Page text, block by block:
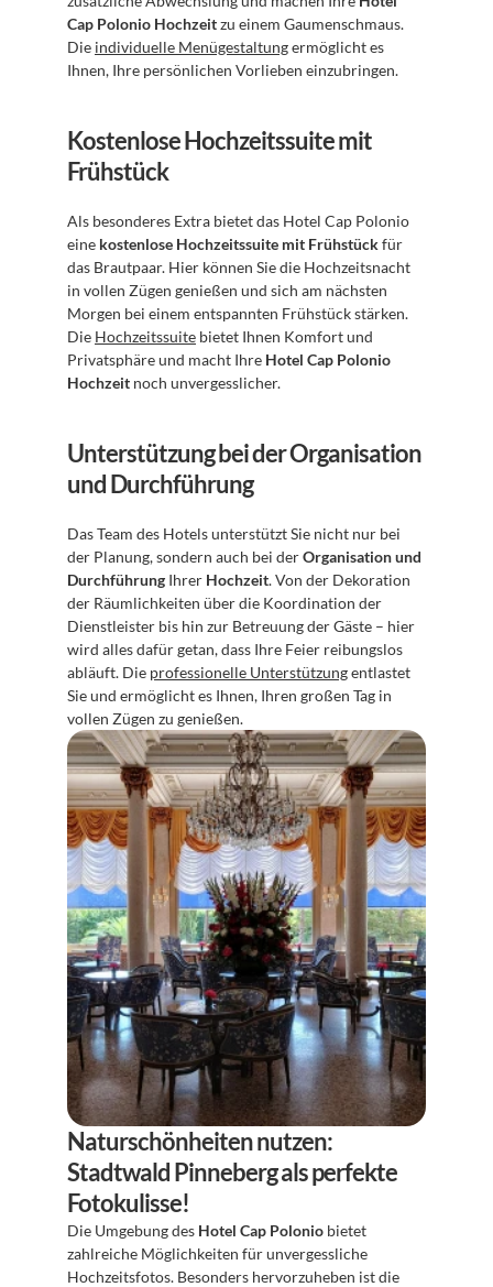
Cap Polonio Hochzeit zu einem Gaumenschmaus.
Die individuelle Menügestaltung ermöglicht es
Ihnen, Ihre persönlichen Vorlieben einzubringen.
Kostenlose Hochzeitssuite mit
Frühstück
Als besonderes Extra bietet das Hotel Cap Polonio
eine kostenlose Hochzeitssuite mit Frühstück für
das Brautpaar. Hier können Sie die Hochzeitsnacht
in vollen Zügen genießen und sich am nächsten
Morgen bei einem entspannten Frühstück stärken.
Die Hochzeitssuite bietet Ihnen Komfort und
Privatsphäre und macht Ihre Hotel Cap Polonio
Hochzeit noch unvergesslicher.
Unterstützung bei der Organisation
und Durchführung
Das Team des Hotels unterstützt Sie nicht nur bei
der Planung, sondern auch bei der Organisation und
Durchführung Ihrer Hochzeit. Von der Dekoration
der Räumlichkeiten über die Koordination der
Dienstleister bis hin zur Betreuung der Gäste – hier
wird alles dafür getan, dass Ihre Feier reibungslos
abläuft. Die professionelle Unterstützung entlastet
Sie und ermöglicht es Ihnen, Ihren großen Tag in
vollen Zügen zu genießen.
Naturschönheiten nutzen:
Stadtwald Pinneberg als perfekte
Fotokulisse!
Die Umgebung des Hotel Cap Polonio bietet
zahlreiche Möglichkeiten für unvergessliche
Hochzeitsfotos. Besonders hervorzuheben ist die